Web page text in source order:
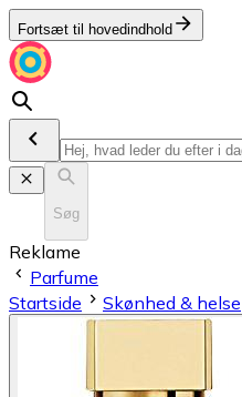
Fortsæt til hovedindhold
Søg
Reklame
Parfume
Startside
Skønhed & helse